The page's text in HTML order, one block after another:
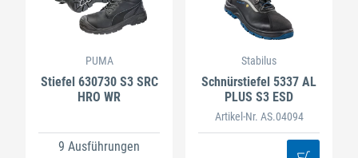
PUMA
Stiefel 630730 S3 SRC
HRO WR
9 Ausführungen
Stabilus
Schnürstiefel 5337 AL
PLUS S3 ESD
Artikel-Nr. AS.04094